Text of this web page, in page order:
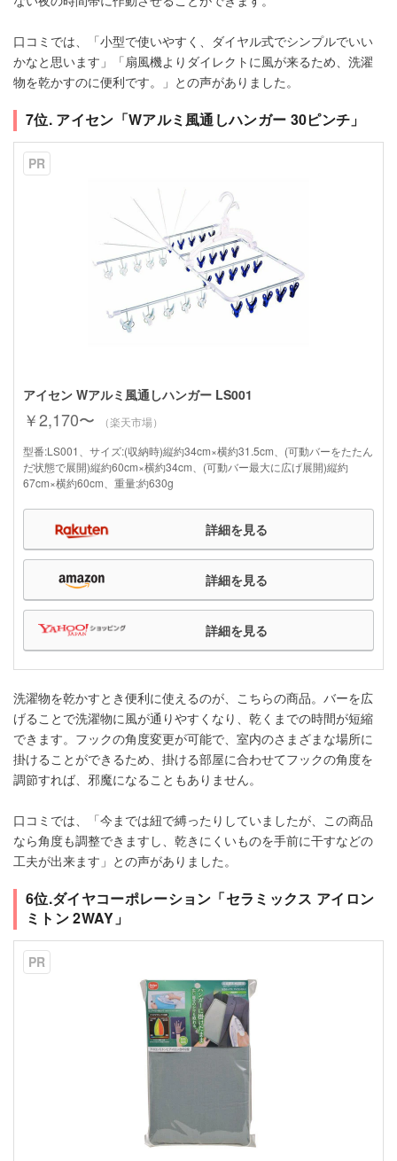
口コミでは、「小型で使いやすく、ダイヤル式でシンプルでいい
かなと思います」「扇風機よりダイレクトに風が来るため、洗濯
物を乾かすのに便利です。」との声がありました。
7位. アイセン「Wアルミ風通しハンガー 30ピンチ」
PR
アイセン Wアルミ風通しハンガー LS001
￥2,170〜
（楽天市場）
型番:LS001、サイズ:(収納時)縦約34cm×横約31.5cm、(可動バーをたたん
だ状態で展開)縦約60cm×横約34cm、(可動バー最大に広げ展開)縦約
67cm×横約60cm、重量:約630g
詳細を見る
詳細を見る
詳細を見る
洗濯物を乾かすとき便利に使えるのが、こちらの商品。バーを広
げることで洗濯物に風が通りやすくなり、乾くまでの時間が短縮
できます。フックの角度変更が可能で、室内のさまざまな場所に
掛けることができるため、掛ける部屋に合わせてフックの角度を
調節すれば、邪魔になることもありません。
口コミでは、「今までは紐で縛ったりしていましたが、この商品
なら角度も調整できますし、乾きにくいものを手前に干すなどの
工夫が出来ます」との声がありました。
6位.ダイヤコーポレーション「セラミックス アイロン
ミトン 2WAY」
PR